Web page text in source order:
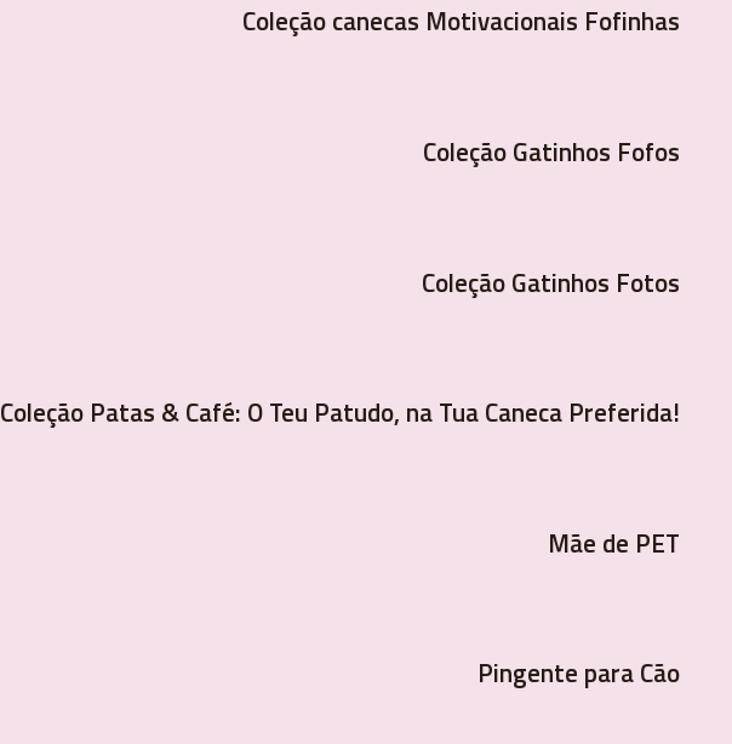
Coleção canecas Motivacionais Fofinhas
Coleção Gatinhos Fofos
Coleção Gatinhos Fotos
Coleção Patas & Café: O Teu Patudo, na Tua Caneca Preferida!
Mãe de PET
Pingente para Cão